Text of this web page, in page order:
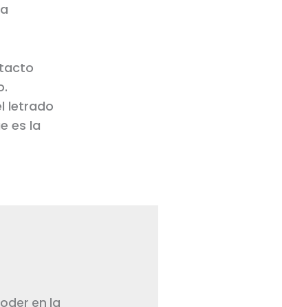
letrado
es la
en la